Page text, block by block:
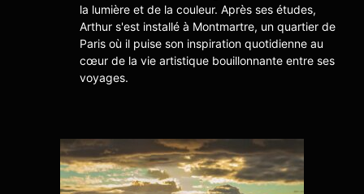
la lumière et de la couleur. Après ses études,
Arthur s'est installé à Montmartre, un quartier de
Paris où il puise son inspiration quotidienne au
cœur de la vie artistique bouillonnante entre ses
voyages.